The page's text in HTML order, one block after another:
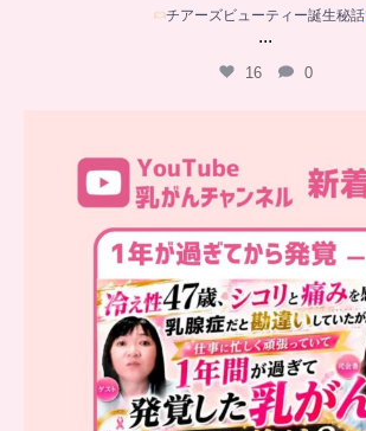
チアーズビューティー誕生秘話
...
16 0
シコリと痛みを感じて
...
10